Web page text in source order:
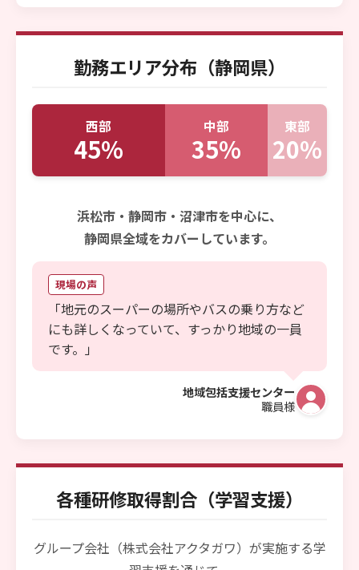
勤務エリア分布（静岡県）
西部
45%
中部
35%
東部
20%
浜松市・静岡市・沼津市を中心に、
静岡県全域をカバーしています。
現場の声
「地元のスーパーの場所やバスの乗り方など
にも詳しくなっていて、すっかり地域の一員
です。」
地域包括支援センター
職員様
各種研修取得割合 （学習支援）
グループ会社（株式会社アクタガワ）が実施する学